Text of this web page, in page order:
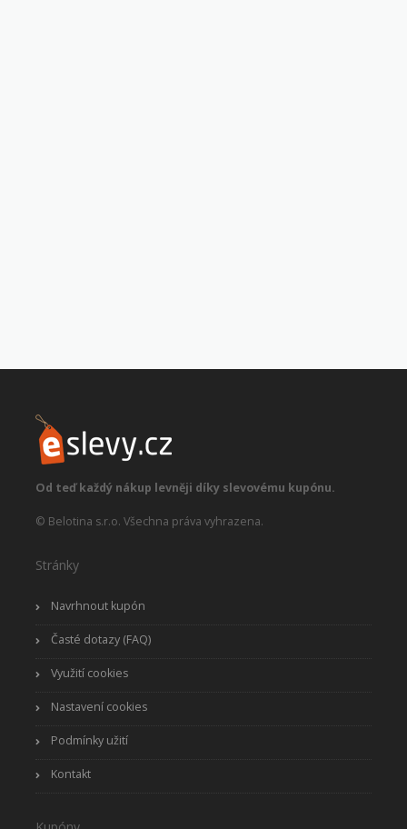
Od teď každý nákup levněji díky slevovému kupónu.
© Belotina s.r.o. Všechna práva vyhrazena.
Stránky
Navrhnout kupón
Časté dotazy (FAQ)
Využití cookies
Nastavení cookies
Podmínky užití
Kontakt